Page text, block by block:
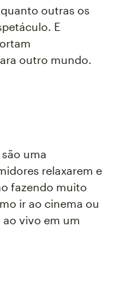
outras os
E
outro mundo.
são uma
relaxarem e
fazendo muito
ir ao cinema ou
vivo em um